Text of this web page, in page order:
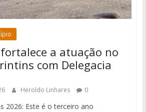
a atuação no
com Delegacia
Heroldo Linhares 0
2026: Este é o terceiro ano